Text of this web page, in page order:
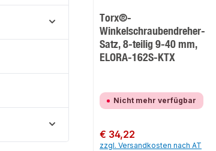
Torx®-
Winkelschraubendreher-
Satz, 8-teilig 9-40 mm,
ELORA-162S-KTX
Nicht mehr verfügbar
Regulärer Preis:
€ 34,22
zzgl. Versandkosten nach AT